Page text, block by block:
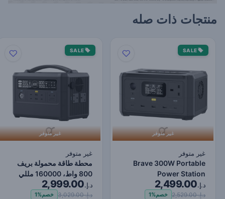
منتجات ذات صله
SALE
غير متوفر
غير متوفر
Brave 300W Portable
Power Station
80000mAh - Black
د.إ.2,499.00
د.إ. 2,529.00 خصم1%
SALE
غير متوفر
غير متوفر
محطة طاقة محمولة بريف
800 واط، 160000 مللي
أمبير في الساعة - أسو…
د.إ.2,999.00
د.إ. 3,029.00 خصم1%